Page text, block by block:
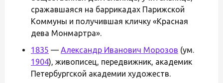
сражавшаяся на баррикадах Парижской
Коммуны и получившая кличку «Красная
дева Монмартра».
1835 — Александр Иванович Морозов (ум.
1904), живописец, передвижник, академик
Петербургской академии художеств.